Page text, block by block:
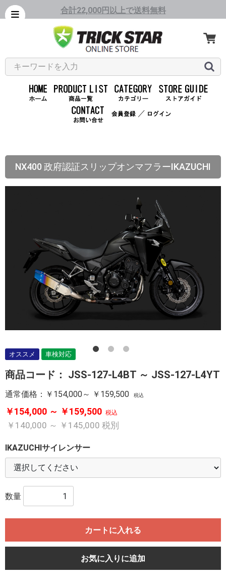
合計22,000円以上で送料無料
／
NX400 政府認証スリップオンマフラーIKAZUCHI
オススメ 車検対応
商品コード： JSS-127-L4BT ～ JSS-127-L4YT
通常価格： ￥154,000～ ￥159,500 税込
￥154,000 ～ ￥159,500 税込
￥140,000 ～ ￥145,000 税別
IKAZUCHIサイレンサー
数量
カートに入れる
お気に入りに追加